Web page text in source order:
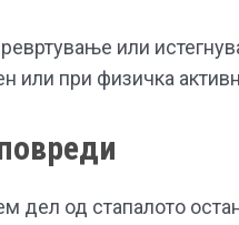
или
или при физичка
дел од стапалото